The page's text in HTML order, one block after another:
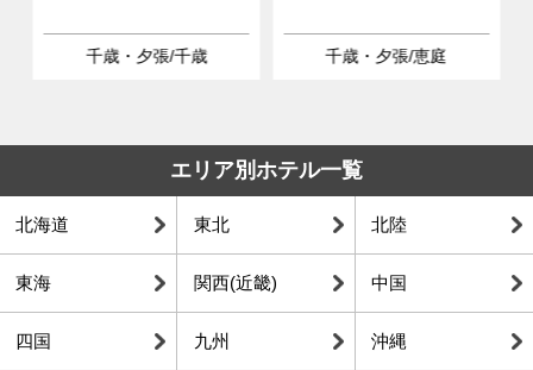
千歳・夕張/千歳 千歳・夕張/恵庭
エリア別ホテル一覧
北海道 東北 北陸
東海 関西(近畿) 中国
四国 九州 沖縄